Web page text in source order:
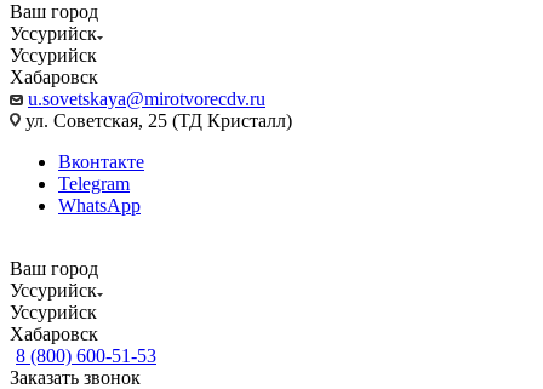
Ваш город
Уссурийск
Уссурийск
Хабаровск
u.sovetskaya@mirotvorecdv.ru
ул. Советская, 25 (ТД Кристалл)
Вконтакте
Telegram
WhatsApp
Ваш город
Уссурийск
Уссурийск
Хабаровск
8 (800) 600-51-53
Заказать звонок